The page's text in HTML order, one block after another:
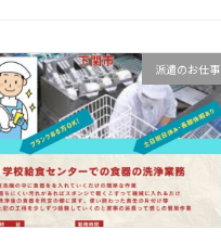
派遣のお仕事